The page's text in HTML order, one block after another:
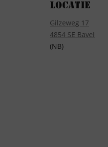
Locatie
Gilzeweg 17
4854 SE Bavel
(NB)